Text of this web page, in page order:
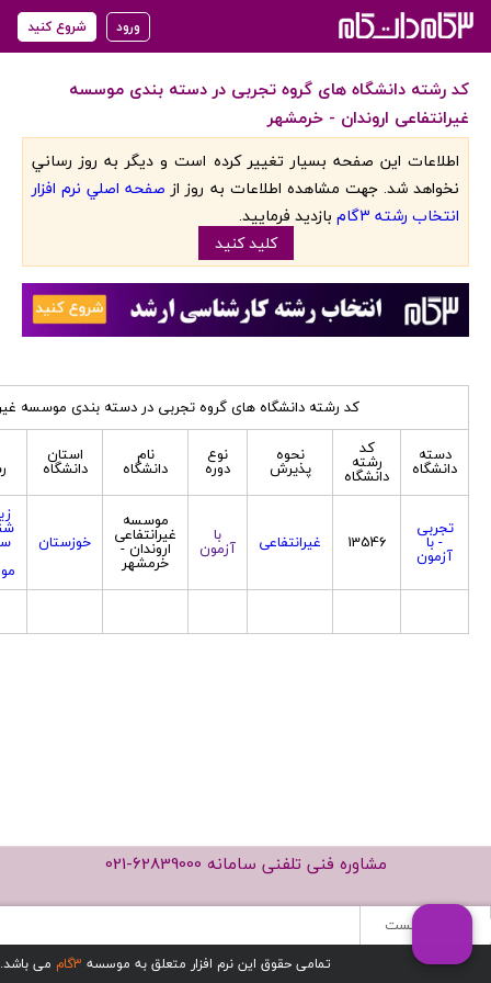
ورود شروع کنید
کد رشته دانشگاه های گروه تجربی در دسته بندی موسسه
غیرانتفاعی اروندان - خرمشهر
اطلاعات اين صفحه بسيار تغيير کرده است و ديگر به روز رساني
نخواهد شد. جهت مشاهده اطلاعات به روز از صفحه اصلي نرم افزار
انتخاب رشته 3گام
بازديد فرماييد.
کليد کنيد
کد رشته دانشگاه های گروه تجربی در دسته بندی موسسه
دسته
دانشگاه
کد
رشته
دانشگاه
نحوه
پذیرش
نوع
دوره
نام
دانشگاه
استان
دانشگاه
تجربی
- با
آزمون
13546 غیرانتفاعی با
آزمون
موسسه
غیرانتفاعی
اروندان -
خرمشهر
خوزستان
مشاوره فنی تلفنی سامانه 021-62839000
صفحه نخست
تمامی حقوق این نرم افزار متعلق به موسسه 3گام می باشد.